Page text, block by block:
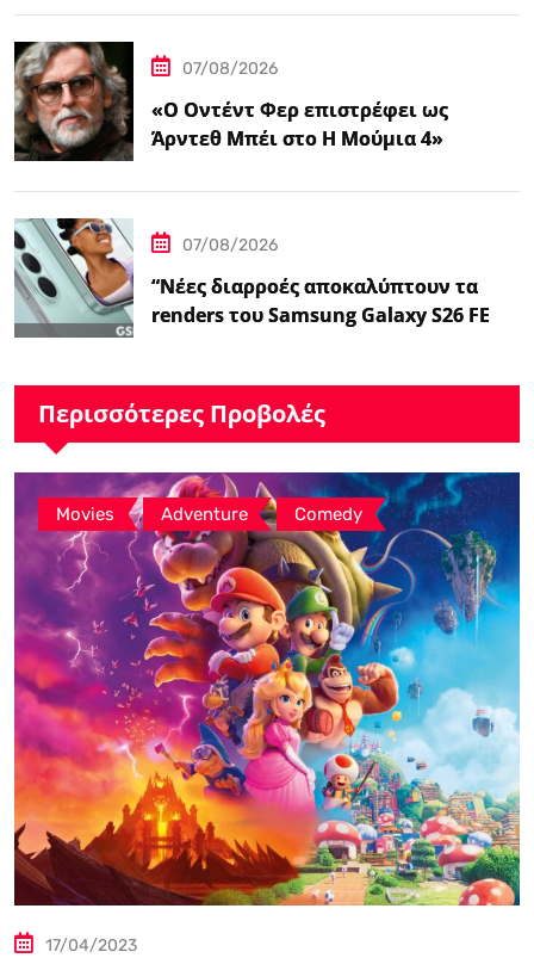
‘Επαναφορά'”
07/08/2026
«Ο Οντέντ Φερ επιστρέφει ως
Άρντεθ Μπέι στο Η Μούμια 4»
07/08/2026
“Νέες διαρροές αποκαλύπτουν τα
renders του Samsung Galaxy S26 FE
Περισσότερες Προβολές
Movies , Adventure , Comedy
17/04/2023